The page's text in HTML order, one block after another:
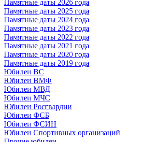
Памятные даты 2026 года
Памятные даты 2025 года
Памятные даты 2024 года
Памятные даты 2023 года
Памятные даты 2022 года
Памятные даты 2021 года
Памятные даты 2020 года
Памятные даты 2019 года
Юбилеи ВС
Юбилеи ВМФ
Юбилеи МВД
Юбилеи МЧС
Юбилеи Росгвардии
Юбилеи ФСБ
Юбилеи ФСИН
Юбилеи Спортивных организаций